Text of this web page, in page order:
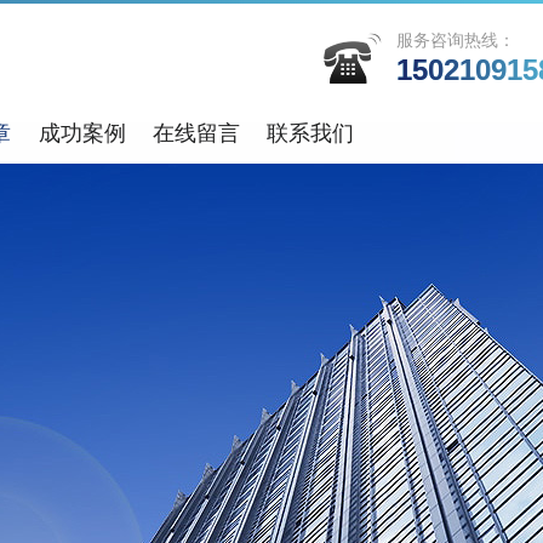
服务咨询热线：
成功案例 在线留言 联系我们